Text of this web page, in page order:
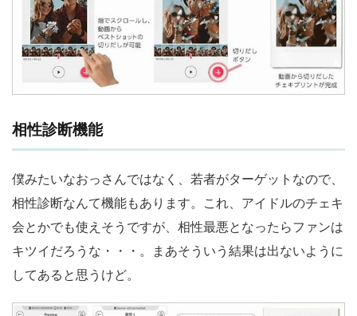
相性診断機能
僕みたいなおっさんではなく、若者がターゲットなので、
相性診断なんて機能もあります。これ、アイドルのチェキ
会とかでも使えそうですが、相性最悪となったらファンは
キツイだろうな・・・。まあそういう結果は出ないように
してあると思うけど。